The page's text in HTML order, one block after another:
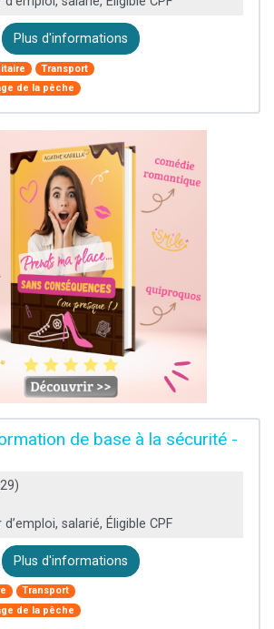
Plus d'informations
Transport
de la pêche
de base à la sécurité -
salarié, Éligible CPF
Plus d'informations
Transport
de la pêche